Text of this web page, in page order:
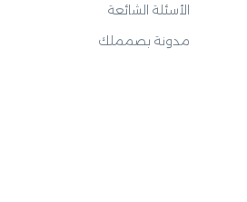
الأسئلة الشائعة
مدونة بصمملك